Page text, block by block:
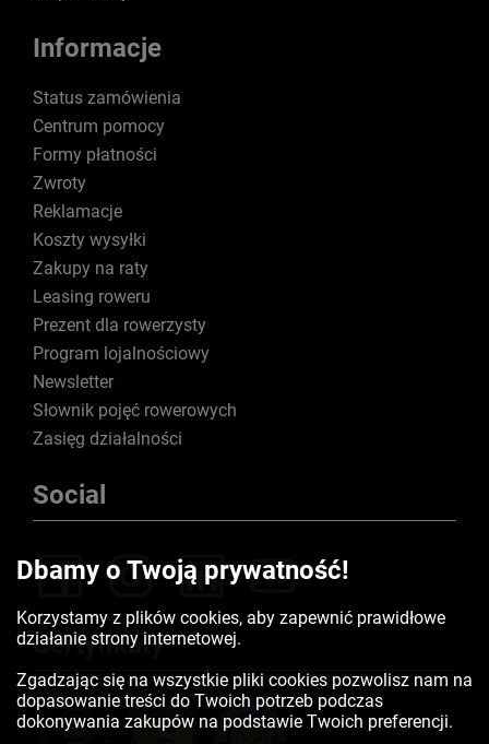
Informacje
Status zamówienia
Centrum pomocy
Formy płatności
Zwroty
Reklamacje
Koszty wysyłki
Zakupy na raty
Leasing roweru
Prezent dla rowerzysty
Program lojalnościowy
Newsletter
Słownik pojęć rowerowych
Zasięg działalności
Social
Certyfikaty
Dbamy o Twoją prywatność!
Korzystamy z plików cookies, aby zapewnić prawidłowe
działanie strony internetowej.
Zgadzając się na wszystkie pliki cookies pozwolisz nam na
dopasowanie treści do Twoich potrzeb podczas
dokonywania zakupów na podstawie Twoich preferencji.